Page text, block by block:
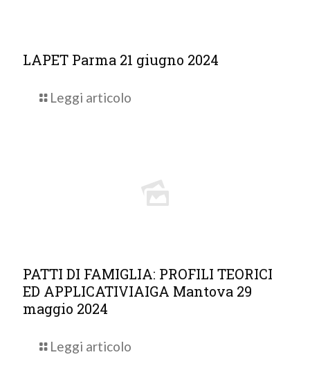
LAPET Parma 21 giugno 2024
Leggi articolo
PATTI DI FAMIGLIA: PROFILI TEORICI
ED APPLICATIVIAIGA Mantova 29
maggio 2024
Leggi articolo